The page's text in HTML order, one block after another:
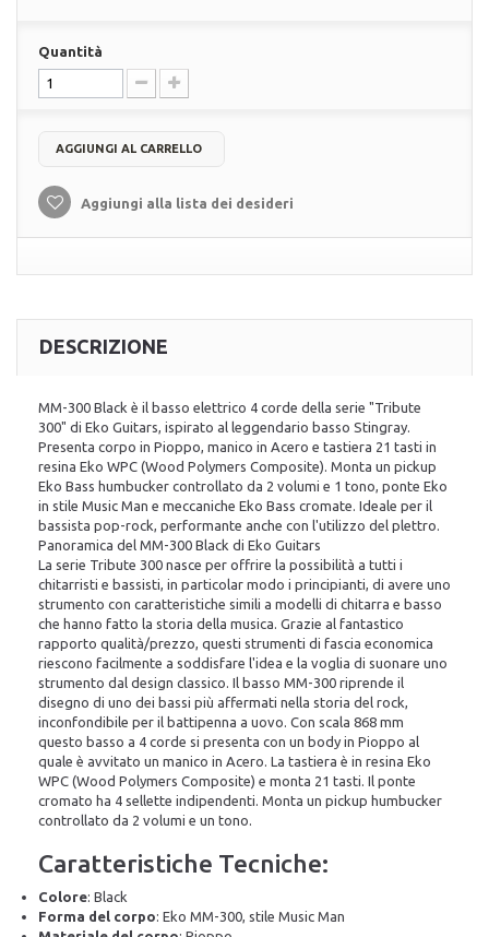
Quantità
AGGIUNGI AL CARRELLO
Aggiungi alla lista dei desideri
DESCRIZIONE
MM-300 Black è il basso elettrico 4 corde della serie "Tribute
300" di Eko Guitars, ispirato al leggendario basso Stingray.
Presenta corpo in Pioppo, manico in Acero e tastiera 21 tasti in
resina Eko WPC (Wood Polymers Composite). Monta un pickup
Eko Bass humbucker controllato da 2 volumi e 1 tono, ponte Eko
in stile Music Man e meccaniche Eko Bass cromate. Ideale per il
bassista pop-rock, performante anche con l'utilizzo del plettro.
Panoramica del MM-300 Black di Eko Guitars
La serie Tribute 300 nasce per offrire la possibilità a tutti i
chitarristi e bassisti, in particolar modo i principianti, di avere uno
strumento con caratteristiche simili a modelli di chitarra e basso
che hanno fatto la storia della musica. Grazie al fantastico
rapporto qualità/prezzo, questi strumenti di fascia economica
riescono facilmente a soddisfare l'idea e la voglia di suonare uno
strumento dal design classico. Il basso MM-300 riprende il
disegno di uno dei bassi più affermati nella storia del rock,
inconfondibile per il battipenna a uovo. Con scala 868 mm
questo basso a 4 corde si presenta con un body in Pioppo al
quale è avvitato un manico in Acero. La tastiera è in resina Eko
WPC (Wood Polymers Composite) e monta 21 tasti. Il ponte
cromato ha 4 sellette indipendenti. Monta un pickup humbucker
controllato da 2 volumi e un tono.
Caratteristiche Tecniche:
Colore: Black
Forma del corpo: Eko MM-300, stile Music Man